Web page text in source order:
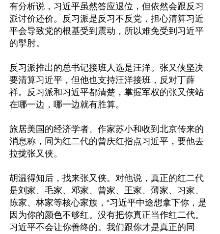
有分析说，习近平虽然答应退位，但依然会跟反习
派讨价还价。反习派是反习不反党，担心清算习近
平会导致党的根基受到震动，所以难免受到习近平
的掣肘。
反习派推出的总书记接班人选是汪洋。张又侠坚决
要清算习近平，但他也支持汪洋接班，反对丁薛
祥。反习派和习近平都清楚，掌握军权的张又侠站
在哪一边，哪一边就有胜算。
旅居美国的经济学者、作家苏小和收到北京传来的
消息称，同为红二代的曾庆红指点习近平，要他去
拉拢张又侠。
胡温得知后，找来张又侠。对他说，真正的红二代
是刘家、毛家、邓家、曾家、王家、薄家、习家、
陈家、林家等核心家族，“习近平中途想拿下你，是
因为你的颜色不够红。没有把你真正当作红二代。
习近平不会让你善终的。我们跟你才是真正的同